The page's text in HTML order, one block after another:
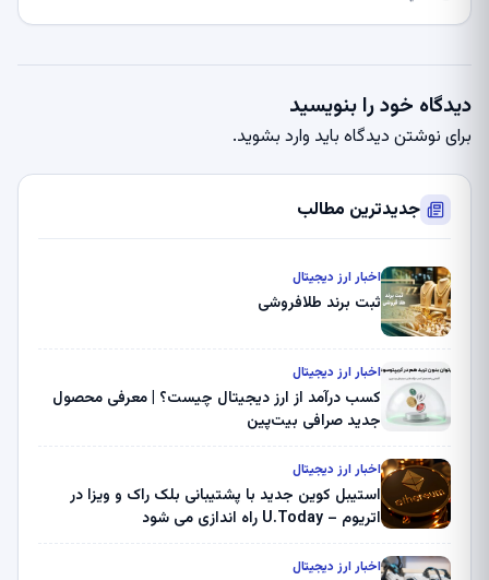
دیدگاه خود را بنویسید
برای نوشتن دیدگاه باید وارد بشوید.
جدیدترین مطالب
اخبار ارز دیجیتال
ثبت برند طلافروشی
اخبار ارز دیجیتال
کسب درآمد از ارز دیجیتال چیست؟ | معرفی محصول
جدید صرافی بیت‌پین
اخبار ارز دیجیتال
استیبل کوین جدید با پشتیبانی بلک راک و ویزا در
اتریوم – U.Today راه اندازی می شود
اخبار ارز دیجیتال